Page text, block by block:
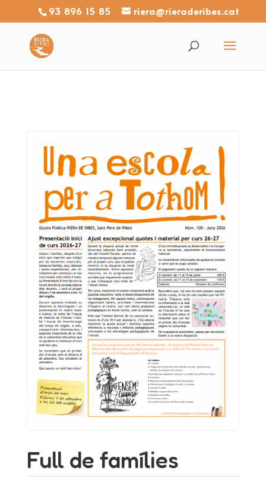
93 896 15 85 riera@rieraderibes.cat
Full de famílies